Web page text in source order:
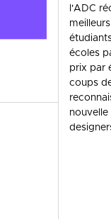
l'ADC
écoles
prix par
coups